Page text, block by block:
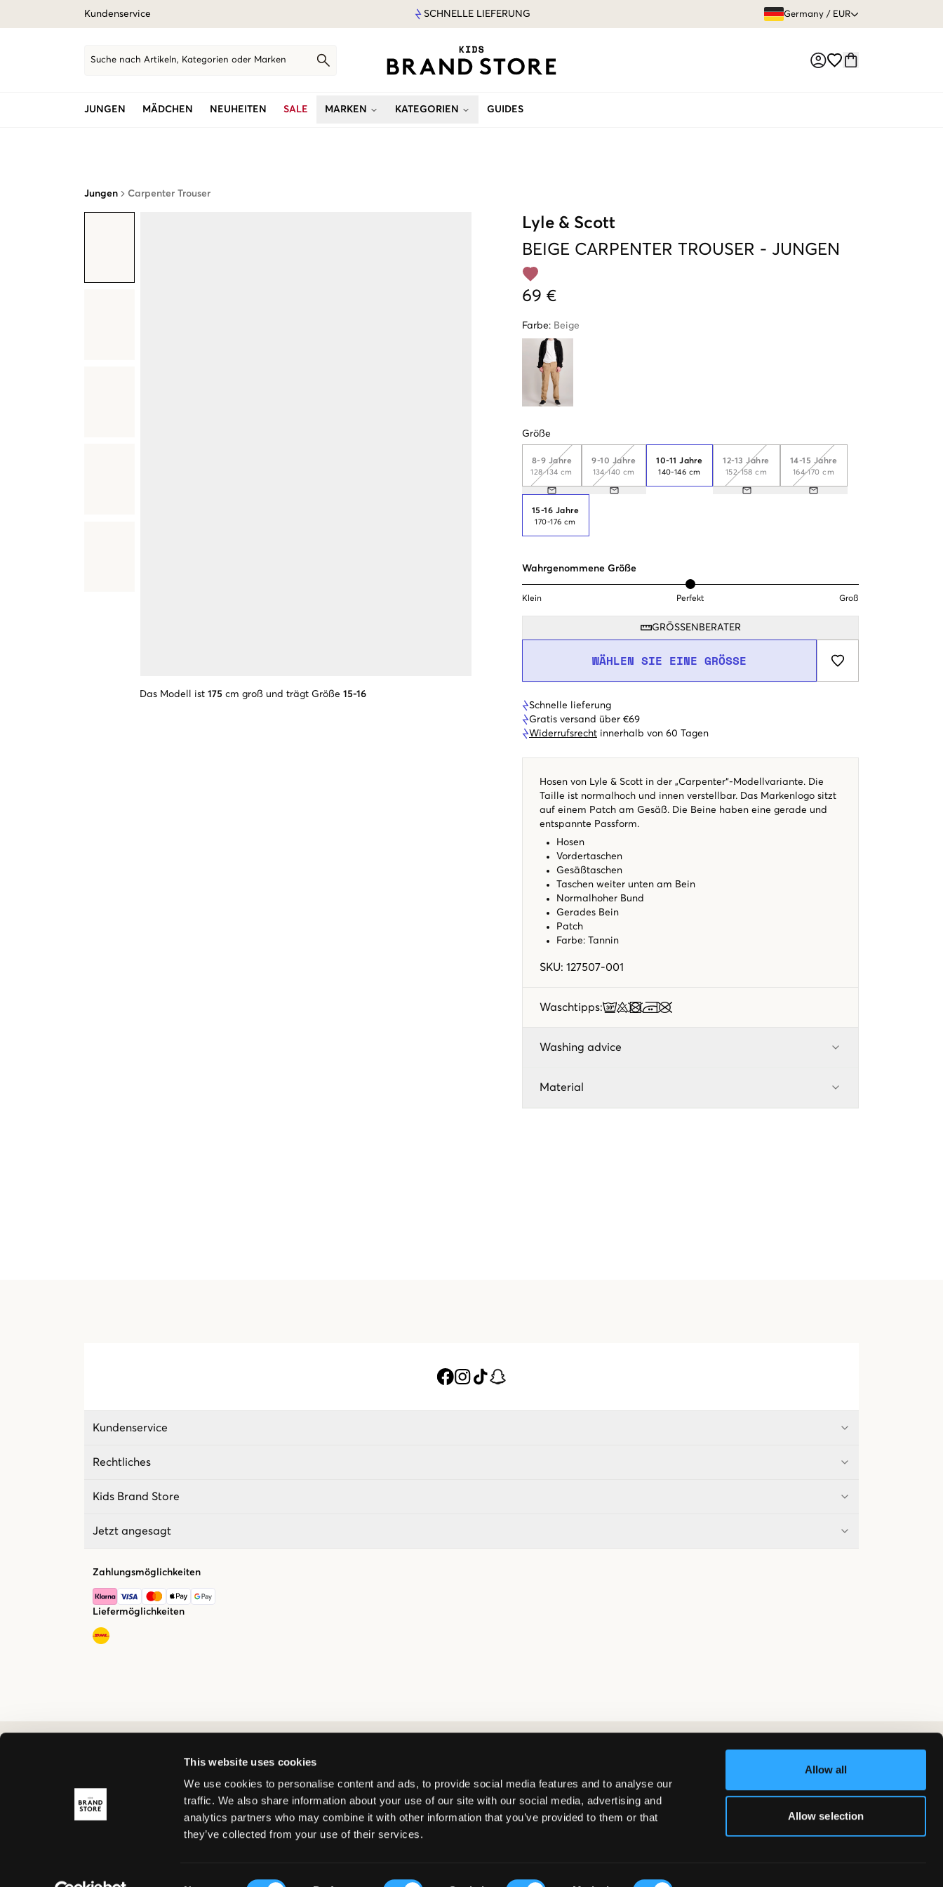
This website uses cookies
We use cookies to personalise content and ads, to provide social media features and to analyse our
traffic. We also share information about your use of our site with our social media, advertising and
analytics partners who may combine it with other information that you’ve provided to them or that
they’ve collected from your use of their services.
Allow all
Allow selection
Kundenservice SCHNELLE LIEFERUNG Germany / EUR
Suche nach Artikeln, Kategorien oder Marken
JUNGEN MÄDCHEN NEUHEITEN SALE MARKEN KATEGORIEN GUIDES
Jungen Carpenter Trouser
Das Modell ist 175 cm groß und trägt Größe 15-16
Lyle & Scott
BEIGE CARPENTER TROUSER - JUNGEN
69 €
Farbe: Beige
Größe
8-9 Jahre
128-134 cm
9-10 Jahre
134-140 cm
10-11 Jahre
140-146 cm
12-13 Jahre
152-158 cm
14-15 Jahre
164-170 cm
15-16 Jahre
170-176 cm
Wahrgenommene Größe
Klein Perfekt Groß
GRÖSSENBERATER
WÄHLEN SIE EINE GRÖSSE
Schnelle lieferung
Gratis versand über €69
Widerrufsrecht innerhalb von 60 Tagen
Hosen von Lyle & Scott in der „Carpenter“-Modellvariante. Die
Taille ist normalhoch und innen verstellbar. Das Markenlogo sitzt
auf einem Patch am Gesäß. Die Beine haben eine gerade und
entspannte Passform.
Hosen
Vordertaschen
Gesäßtaschen
Taschen weiter unten am Bein
Normalhoher Bund
Gerades Bein
Patch
Farbe: Tannin
SKU: 127507-001
Waschtipps:
Washing advice
Material
Kundenservice
Rechtliches
Kids Brand Store
Jetzt angesagt
Zahlungsmöglichkeiten
Liefermöglichkeiten